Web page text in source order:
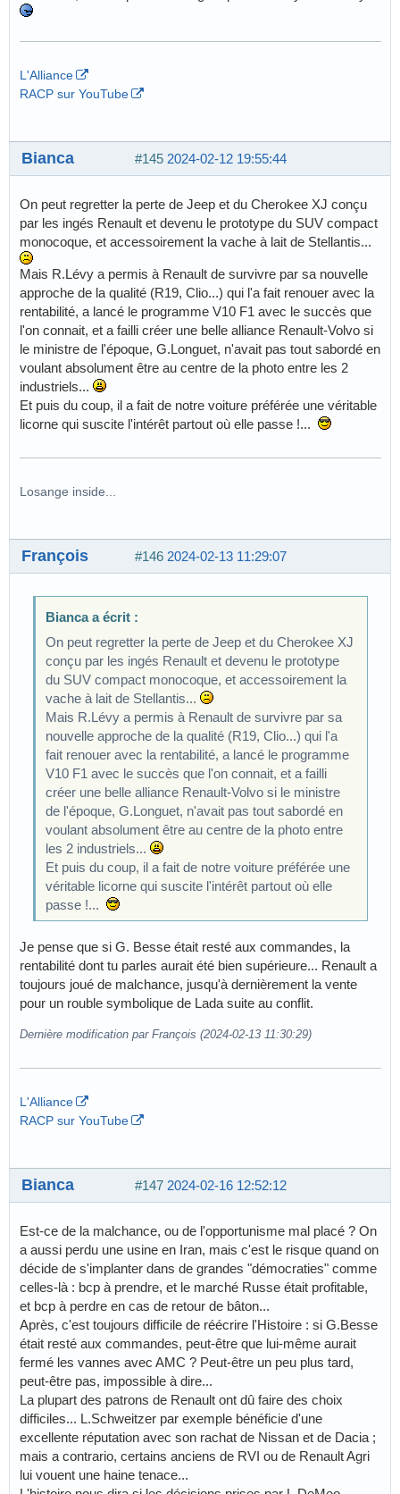
L'Alliance
RACP sur YouTube
#145 2024-02-12 19:55:44
Bianca
On peut regretter la perte de Jeep et du Cherokee XJ conçu
par les ingés Renault et devenu le prototype du SUV compact
monocoque, et accessoirement la vache à lait de Stellantis...
Mais R.Lévy a permis à Renault de survivre par sa nouvelle
approche de la qualité (R19, Clio...) qui l'a fait renouer avec la
rentabilité, a lancé le programme V10 F1 avec le succès que
l'on connait, et a failli créer une belle alliance Renault-Volvo si
le ministre de l'époque, G.Longuet, n'avait pas tout sabordé en
voulant absolument être au centre de la photo entre les 2
industriels...
Et puis du coup, il a fait de notre voiture préférée une véritable
licorne qui suscite l'intérêt partout où elle passe !...
Losange inside...
#146 2024-02-13 11:29:07
François
Bianca a écrit :
On peut regretter la perte de Jeep et du Cherokee XJ
conçu par les ingés Renault et devenu le prototype
du SUV compact monocoque, et accessoirement la
vache à lait de Stellantis...
Mais R.Lévy a permis à Renault de survivre par sa
nouvelle approche de la qualité (R19, Clio...) qui l'a
fait renouer avec la rentabilité, a lancé le programme
V10 F1 avec le succès que l'on connait, et a failli
créer une belle alliance Renault-Volvo si le ministre
de l'époque, G.Longuet, n'avait pas tout sabordé en
voulant absolument être au centre de la photo entre
les 2 industriels...
Et puis du coup, il a fait de notre voiture préférée une
véritable licorne qui suscite l'intérêt partout où elle
passe !...
Je pense que si G. Besse était resté aux commandes, la
rentabilité dont tu parles aurait été bien supérieure... Renault a
toujours joué de malchance, jusqu'à dernièrement la vente
pour un rouble symbolique de Lada suite au conflit.
Dernière modification par François (2024-02-13 11:30:29)
L'Alliance
RACP sur YouTube
#147 2024-02-16 12:52:12
Bianca
Est-ce de la malchance, ou de l'opportunisme mal placé ? On
a aussi perdu une usine en Iran, mais c'est le risque quand on
décide de s'implanter dans de grandes "démocraties" comme
celles-là : bcp à prendre, et le marché Russe était profitable,
et bcp à perdre en cas de retour de bâton...
Après, c'est toujours difficile de réécrire l'Histoire : si G.Besse
était resté aux commandes, peut-être que lui-même aurait
fermé les vannes avec AMC ? Peut-être un peu plus tard,
peut-être pas, impossible à dire...
La plupart des patrons de Renault ont dû faire des choix
difficiles... L.Schweitzer par exemple bénéficie d'une
excellente réputation avec son rachat de Nissan et de Dacia ;
mais a contrario, certains anciens de RVI ou de Renault Agri
lui vouent une haine tenace...